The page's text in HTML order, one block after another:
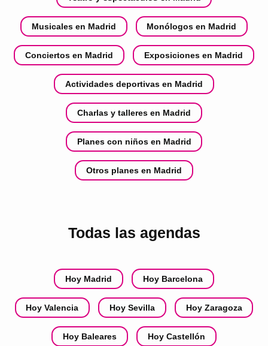
Musicales en Madrid Monólogos en Madrid
Conciertos en Madrid Exposiciones en Madrid
Actividades deportivas en Madrid
Charlas y talleres en Madrid
Planes con niños en Madrid
Otros planes en Madrid
Todas las agendas
Hoy Madrid Hoy Barcelona
Hoy Valencia Hoy Sevilla Hoy Zaragoza
Hoy Baleares Hoy Castellón